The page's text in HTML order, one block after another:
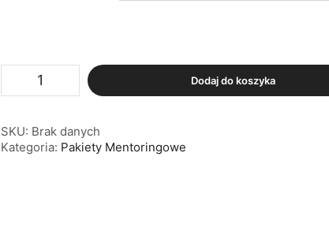
MENTOSH
2
Dodaj do koszyka
SKU: Brak danych
Kategoria: Pakiety Mentoringowe